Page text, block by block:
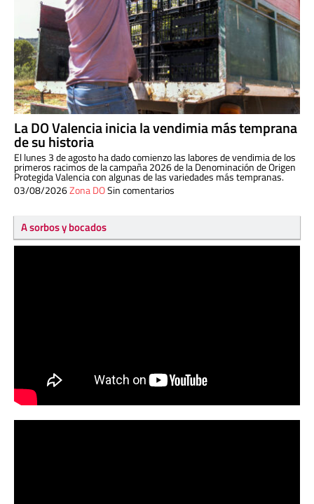
La DO Valencia inicia la vendimia más temprana
de su historia
El lunes 3 de agosto ha dado comienzo las labores de vendimia de los
primeros racimos de la campaña 2026 de la Denominación de Origen
Protegida Valencia con algunas de las variedades más tempranas.
03/08/2026Zona DOSin comentarios
A sorbos y bocados